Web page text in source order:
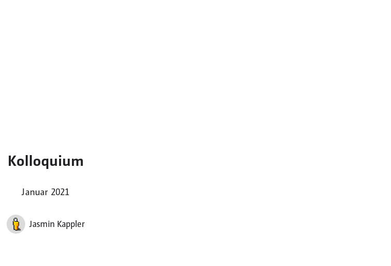
Kolloquium
Januar 2021
Jasmin Kappler